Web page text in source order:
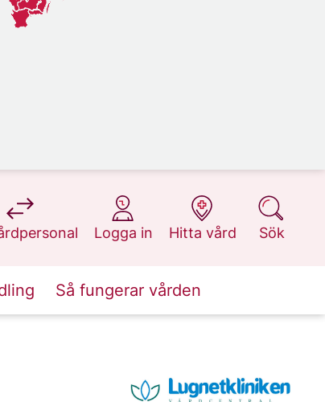
1177.se
Logga in
på 1177.se
Hitta vård
på 1177.se
Sök
på 1177.se
Så fungerar vården